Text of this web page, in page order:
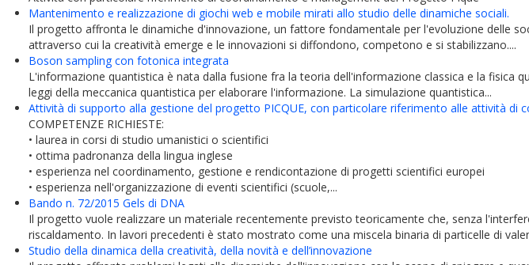
Mantenimento e realizzazione di giochi web e mobile mirati allo studio delle dinamiche sociali.
Il progetto affronta le dinamiche d'innovazione, un fattore fondamentale per l'evoluzione delle
attraverso cui la creatività emerge e le innovazioni si diffondono, competono e si stabilizzano....
Boson sampling con fotonica integrata
L'informazione quantistica è nata dalla fusione fra la teoria dell'informazione classica e la fisica
leggi della meccanica quantistica per elaborare l'informazione. La simulazione quantistica...
Attività di supporto alla gestione del progetto PICQUE, con particolare riferimento alle attività di
COMPETENZE RICHIESTE:
• laurea in corsi di studio umanistici o scientifici
• ottima padronanza della lingua inglese
• esperienza nel coordinamento, gestione e rendicontazione di progetti scientifici europei
• esperienza nell'organizzazione di eventi scientifici (scuole,...
Bando n. 72/2015 Gels di DNA
Il progetto vuole realizzare un materiale recentemente previsto teoricamente che, senza
riscaldamento. In lavori precedenti è stato mostrato come una miscela binaria di particelle di
Studio della dinamica della creatività, della novità e dell’innovazione